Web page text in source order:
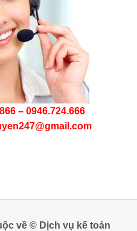
– 0946.724.666
về © Dịch vụ kế toán